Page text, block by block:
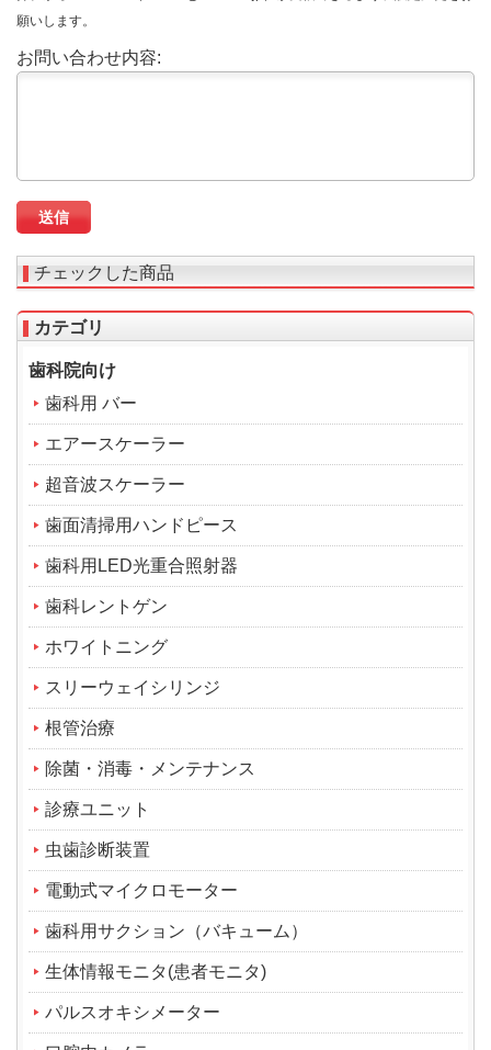
願いします。
お問い合わせ内容:
チェックした商品
カテゴリ
歯科院向け
歯科用 バー
エアースケーラー
超音波スケーラー
歯面清掃用ハンドピース
歯科用LED光重合照射器
歯科レントゲン
ホワイトニング
スリーウェイシリンジ
根管治療
除菌・消毒・メンテナンス
診療ユニット
虫歯診断装置
電動式マイクロモーター
歯科用サクション（バキューム）
生体情報モニタ(患者モニタ)
パルスオキシメーター